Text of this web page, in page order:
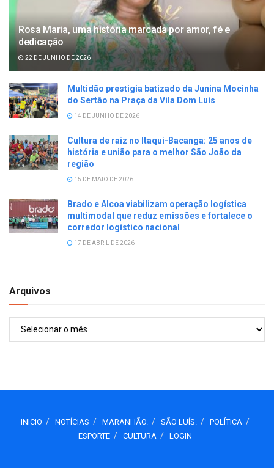
Rosa Maria, uma história marcada por amor, fé e
dedicação
22 DE JUNHO DE 2026
Multidão prestigia batizado da Junina Mocinha
do Sertão na Praça da Vila Dom Luís
14 DE JUNHO DE 2026
Cultura de raiz no Itaqui-Bacanga: 25 anos de
história e união para o melhor São João da
região
15 DE MAIO DE 2026
Brado e Alcoa viabilizam operação logística
multimodal que reduz emissões e fortalece o
corredor logístico nacional
17 DE ABRIL DE 2026
Arquivos
INICIO NOTÍCIAS MARANHÃO. SÃO LUÍS.
POLÍTICA
ESPORTE
CULTURA LOGIN